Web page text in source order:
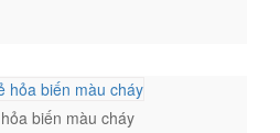
biến màu cháy